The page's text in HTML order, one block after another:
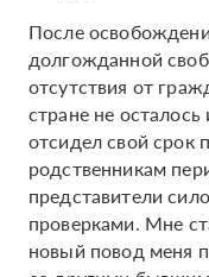
После
долгожданной
отсутствия от
стране не
отсидел свой срок
родственникам
представители
проверками. Мне
новый повод меня